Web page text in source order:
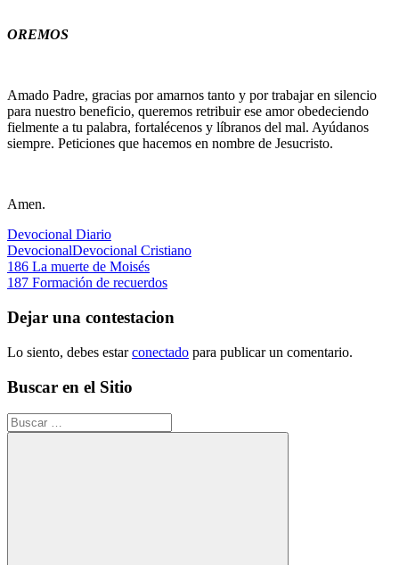
OREMOS
Amado Padre, gracias por amarnos tanto y por trabajar en silencio
para nuestro beneficio, queremos retribuir ese amor obedeciendo
fielmente a tu palabra, fortalécenos y líbranos del mal. Ayúdanos
siempre. Peticiones que hacemos en nombre de Jesucristo.
Amen.
Devocional Diario
DevocionalDevocional Cristiano
Navegación
de
entradas
Entrada
anterior:
186 La muerte de Moisés
Siguiente
187 Formación de recuerdos
Dejar una contestacion
Lo siento, debes estarconectado para publicar un comentario.
Buscar en el Sitio
Buscar: